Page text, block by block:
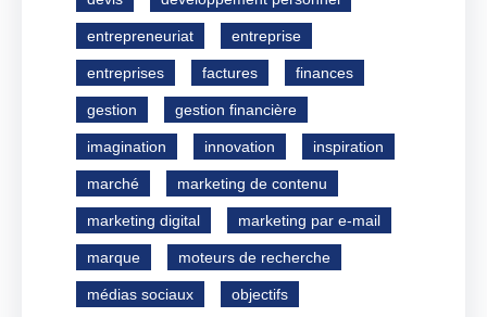
entrepreneuriat entreprise
entreprises factures finances
gestion gestion financière
imagination innovation inspiration
marché marketing de contenu
marketing digital marketing par e-mail
marque moteurs de recherche
médias sociaux objectifs